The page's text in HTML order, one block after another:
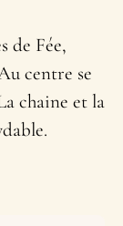
de Fée,
centre se
chaine et la